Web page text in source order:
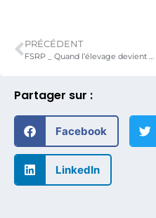
Partager sur :
Facebook
LinkedIn
PRÉCÉDENT
FSRP _ Quand l’élevage devient source de résilience : un habitat, un espoir !